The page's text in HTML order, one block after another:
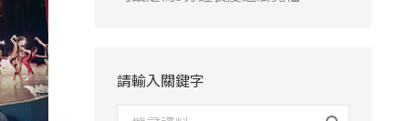
請輸入關鍵字